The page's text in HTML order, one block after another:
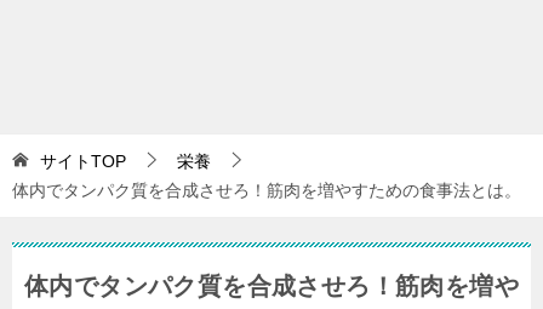
サイトTOP
栄養
体内でタンパク質を合成させろ！筋肉を増やすための食事法とは。
体内でタンパク質を合成させろ！筋肉を増や